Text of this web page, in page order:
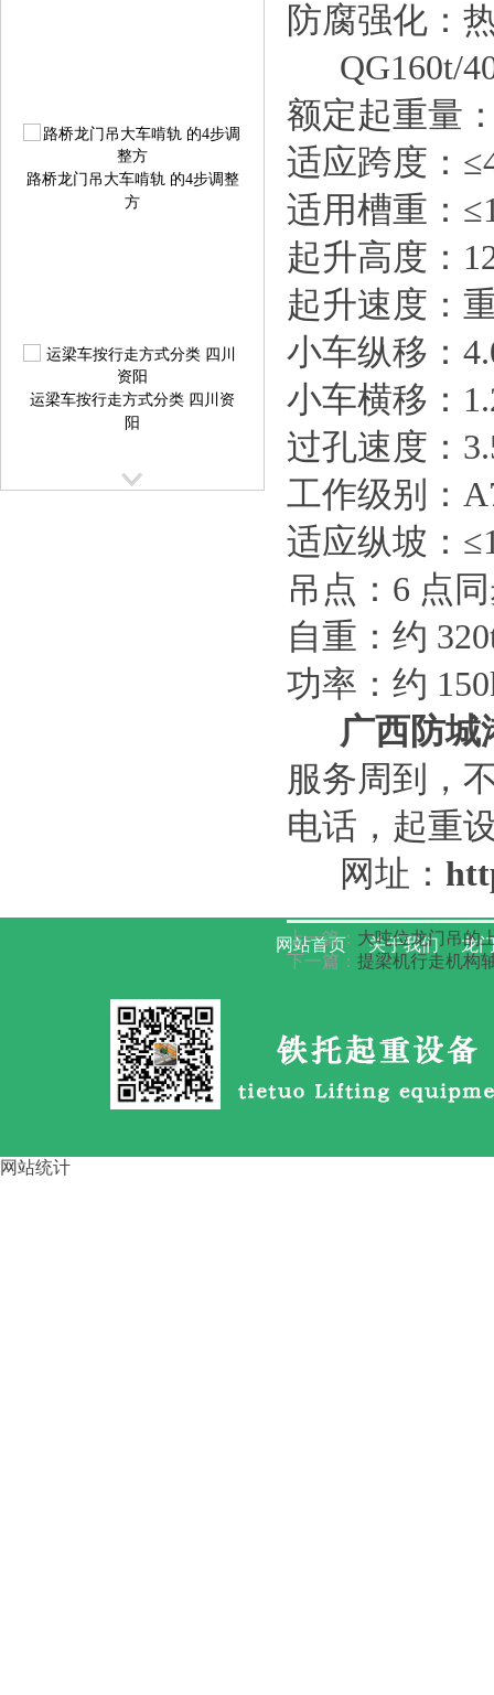
路桥龙门吊大车啃轨 的4步调整
方
运梁车按行走方式分类 四川资
阳
提梁龙门吊主梁结构的强度与刚
度
防腐强化：
QG160t/
额定起重量
适应跨度：
适用槽重：
起升高度：
起升速度：
小车纵移：
小车横移：
过孔速度：
工作级别：
适应纵坡：
吊点：6 点
自重：约
功率：约
广西防城
服务周到，
电话，起重
网址：
上一篇： 大吨位龙门吊的
下一篇： 提梁机行走机构
网站首页 关于我们 龙
网站统计